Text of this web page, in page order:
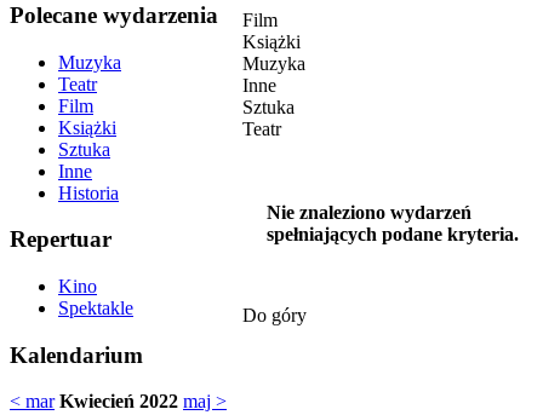
Polecane wydarzenia
Muzyka
Teatr
Film
Książki
Sztuka
Inne
Historia
Repertuar
Kino
Spektakle
Kalendarium
< mar Kwiecień 2022 maj >
Film
Książki
Muzyka
Inne
Sztuka
Teatr
Nie znaleziono wydarzeń
spełniających podane kryteria.
Do góry